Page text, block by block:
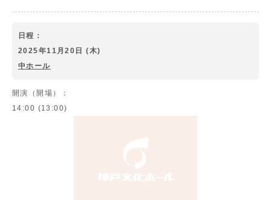
日程：
2025年11月20日 (木)
中ホール
開演（開場）：
14:00 (13:00)